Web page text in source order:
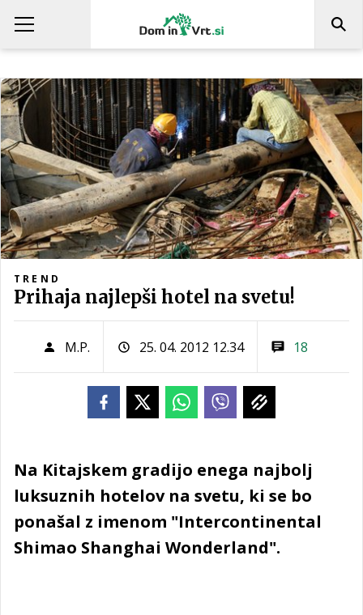
TREND
Prihaja najlepši hotel na svetu!
M.P. 25. 04. 2012 12.34 18
Na Kitajskem gradijo enega najbolj
luksuznih hotelov na svetu, ki se bo
ponašal z imenom "Intercontinental
Shimao Shanghai Wonderland".